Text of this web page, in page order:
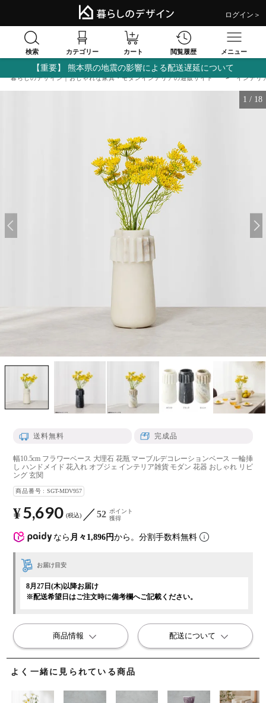
ログイン＞
検索 カテゴリー カート 閲覧履歴 メニュー
【重要】 熊本県の地震の影響による配送遅延について
暮らしのデザイン｜おしゃれな家具・モダンインテリアの通販サイト インテリ
1 / 18
よく一緒に見られている商品
送料無料 完成品
幅10.5cm フラワーベース 大理石 花瓶 マーブルデコレーションベース 一輪挿
し ハンドメイド 花入れ オブジェ インテリア雑貨 モダン 花器 おしゃれ リビ
ング 玄関
商品番号 SGT-MDV957
なら 月々1,896円から。分割手数料無料
¥5,690 税込 52 ポイント
獲得
お届け目安
8月27日(木)以降お届け
※配送希望日はご注文時に備考欄へご記載ください。
商品情報 配送について